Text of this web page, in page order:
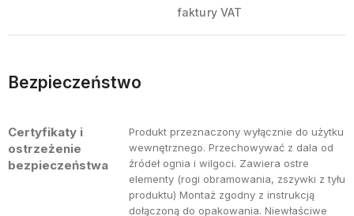
faktury VAT
Bezpieczeństwo
Certyfikaty i
ostrzeżenie
bezpieczeństwa
Produkt przeznaczony wyłącznie do użytku
wewnętrznego. Przechowywać z dala od
źródeł ognia i wilgoci. Zawiera ostre
elementy (rogi obramowania, zszywki z tyłu
produktu) Montaż zgodny z instrukcją
dołączoną do opakowania. Niewłaściwe